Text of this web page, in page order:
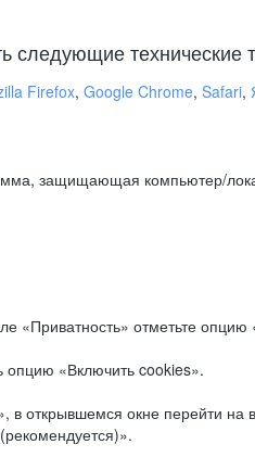
следующие технические
Firefox, Google Chrome, Safari,
защищающая компьютер/
отметьте опцию
опцию «Включить cookies».
открывшемся окне перейти